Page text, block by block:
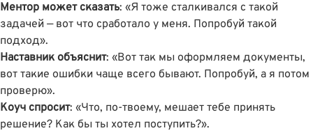
Ментор может сказать: «Я тоже сталкивался с такой
задачей — вот что сработало у меня. Попробуй такой
подход».
Наставник объяснит: «Вот так мы оформляем документы,
вот такие ошибки чаще всего бывают. Попробуй, а я потом
проверю».
Коуч спросит: «Что, по-твоему, мешает тебе принять
решение? Как бы ты хотел поступить?».